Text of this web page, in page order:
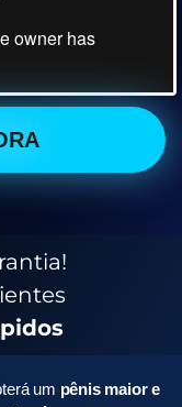
um pênis maior e